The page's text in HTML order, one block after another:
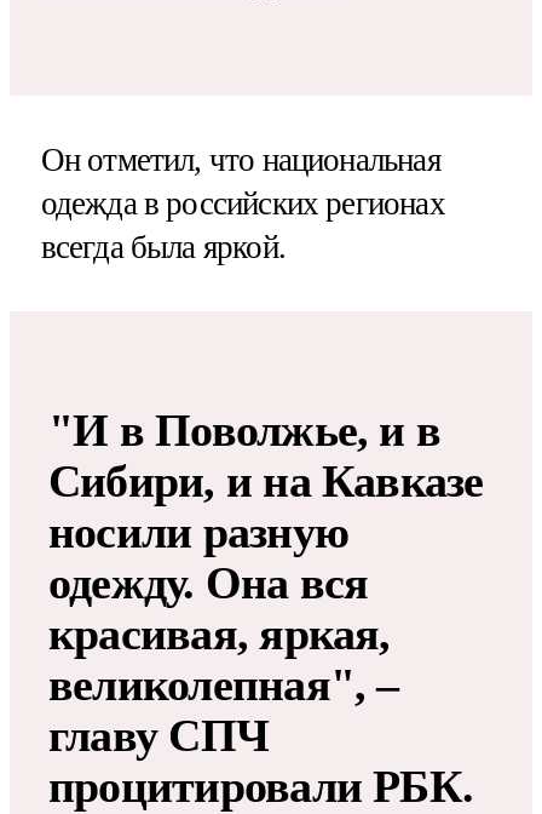
Он отметил, что национальная
одежда в российских регионах
всегда была яркой.
"И в Поволжье, и в
Сибири, и на Кавказе
носили разную
одежду. Она вся
красивая, яркая,
великолепная", –
главу СПЧ
процитировали РБК.